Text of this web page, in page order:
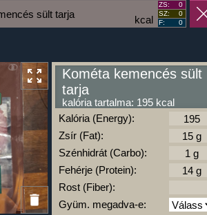
kcal
sült tarja
ZS:
0
SZ:
0
F:
0
Kométa kemencés sült
tarja
kalória tartalma: 195 kcal
Kalória (Energy):
Zsír (Fat):
Szénhidrát (Carbo):
Fehérje (Protein):
Rost (Fiber):
Gyüm. megadva-e: